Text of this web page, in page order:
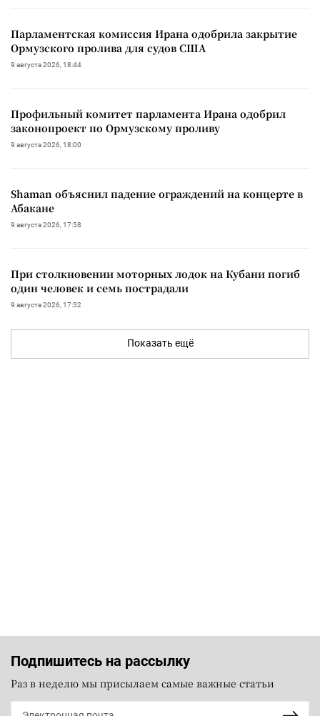
Парламентская комиссия Ирана одобрила закрытие
Ормузского пролива для судов США
9 августа 2026, 18:44
Профильный комитет парламента Ирана одобрил
законопроект по Ормузскому проливу
9 августа 2026, 18:00
Shaman объяснил падение ограждений на концерте в
Абакане
9 августа 2026, 17:58
При столкновении моторных лодок на Кубани погиб
один человек и семь пострадали
9 августа 2026, 17:52
Показать ещё
Подпишитесь на рассылку
Раз в неделю мы присылаем самые важные статьи